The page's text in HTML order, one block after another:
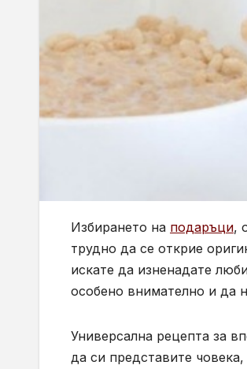
Избирането на подаръци,
трудно да се открие
искате да изненадате
особено внимателно и да
Универсална рецепта за
да си представите